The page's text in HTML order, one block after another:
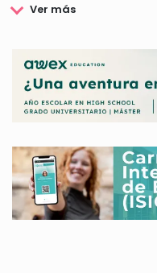
Desde el último trimestre
testamento de su
Geofísica García-Siñeriz
Licenciados. Estos
investigación realizados
doctores que hayan
excelencia en esta
Los Premios de Geofísica
principales iniciativas de
promoción de la geofísica